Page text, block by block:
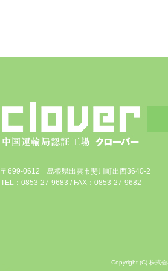
〒699-0612 島根県出雲市斐川町出西3640-2
TEL：0853-27-9683 / FAX：0853-27-9682
Copyright (C) 株式